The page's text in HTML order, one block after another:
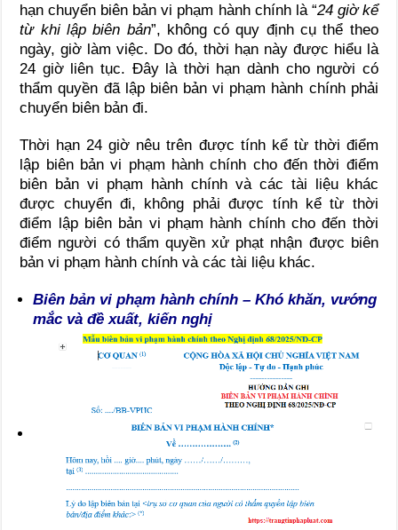
hạn chuyển biên bản vi phạm hành chính là “24 giờ kể
từ khi lập biên bản”, không có quy định cụ thể theo
ngày, giờ làm việc. Do đó, thời hạn này được hiểu là
24 giờ liên tục. Đây là thời hạn dành cho người có
thẩm quyền đã lập biên bản vi phạm hành chính phải
chuyển biên bản đi.
Thời hạn 24 giờ nêu trên được tính kể từ thời điểm
lập biên bản vi phạm hành chính cho đến thời điểm
biên bản vi phạm hành chính và các tài liệu khác
được chuyển đi, không phải được tính kể từ thời
điểm lập biên bản vi phạm hành chính cho đến thời
điểm người có thẩm quyền xử phạt nhận được biên
bản vi phạm hành chính và các tài liệu khác.
Biên bản vi phạm hành chính – Khó khăn, vướng
mắc và đề xuất, kiến nghị